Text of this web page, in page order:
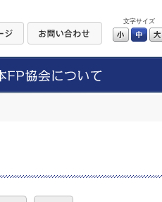
文字サイズ
小 中